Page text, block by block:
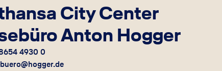
City Center
Anton Hogger
4930 0